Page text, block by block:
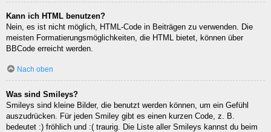
Kann ich HTML benutzen?
Nein, es ist nicht möglich, HTML-Code in Beiträgen zu verwenden. Die
meisten Formatierungsmöglichkeiten, die HTML bietet, können über
BBCode erreicht werden.
Nach oben
Was sind Smileys?
Smileys sind kleine Bilder, die benutzt werden können, um ein Gefühl
auszudrücken. Für jeden Smiley gibt es einen kurzen Code, z. B.
bedeutet :) fröhlich und :( traurig. Die Liste aller Smileys kannst du beim